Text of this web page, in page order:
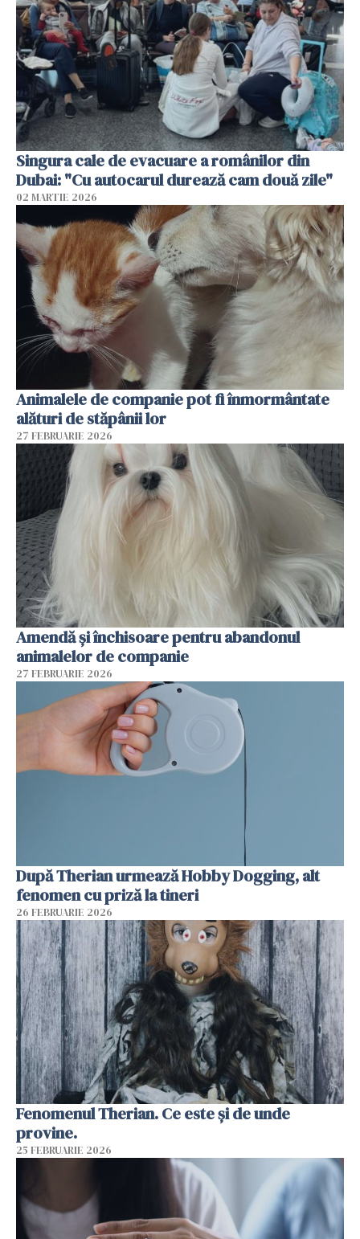
Singura cale de evacuare a românilor din
Dubai: "Cu autocarul durează cam două zile"
02 MARTIE 2026
Animalele de companie pot fi înmormântate
alături de stăpânii lor
27 FEBRUARIE 2026
Amendă și închisoare pentru abandonul
animalelor de companie
27 FEBRUARIE 2026
După Therian urmează Hobby Dogging, alt
fenomen cu priză la tineri
26 FEBRUARIE 2026
Fenomenul Therian. Ce este și de unde
provine.
25 FEBRUARIE 2026